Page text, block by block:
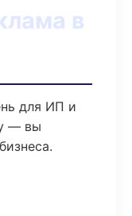
в
для ИП и
— вы